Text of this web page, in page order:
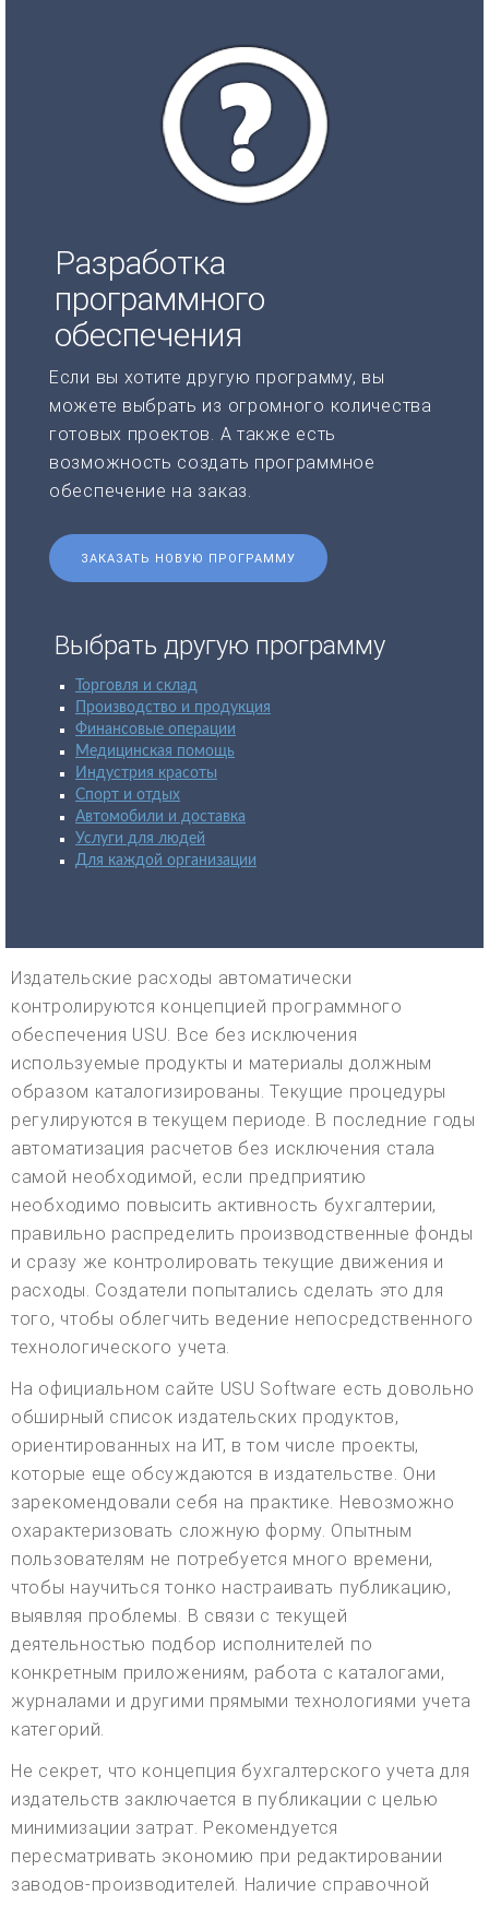
Разработка
программного
обеспечения
Если вы хотите другую программу, вы
можете выбрать из огромного количества
готовых проектов. А также есть
возможность создать программное
обеспечение на заказ.
ЗАКАЗАТЬ НОВУЮ ПРОГРАММУ
Выбрать другую программу
Торговля и склад
Производство и продукция
Финансовые операции
Медицинская помощь
Индустрия красоты
Спорт и отдых
Автомобили и доставка
Услуги для людей
Для каждой организации
Издательские расходы автоматически
контролируются концепцией программного
обеспечения USU. Все без исключения
используемые продукты и материалы должным
образом каталогизированы. Текущие процедуры
регулируются в текущем периоде. В последние годы
автоматизация расчетов без исключения стала
самой необходимой, если предприятию
необходимо повысить активность бухгалтерии,
правильно распределить производственные фонды
и сразу же контролировать текущие движения и
расходы. Создатели попытались сделать это для
того, чтобы облегчить ведение непосредственного
технологического учета.
На официальном сайте USU Software есть довольно
обширный список издательских продуктов,
ориентированных на ИТ, в том числе проекты,
которые еще обсуждаются в издательстве. Они
зарекомендовали себя на практике. Невозможно
охарактеризовать сложную форму. Опытным
пользователям не потребуется много времени,
чтобы научиться тонко настраивать публикацию,
выявляя проблемы. В связи с текущей
деятельностью подбор исполнителей по
конкретным приложениям, работа с каталогами,
журналами и другими прямыми технологиями учета
категорий.
Не секрет, что концепция бухгалтерского учета для
издательств заключается в публикации с целью
минимизации затрат. Рекомендуется
пересматривать экономию при редактировании
заводов-производителей. Наличие справочной